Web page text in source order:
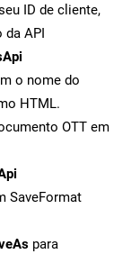
ID de cliente,
da API
o nome do
HTML.
OTT em
SaveFormat
para